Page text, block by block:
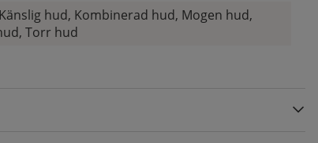
hud, Kombinerad hud, Mogen hud,
Torr hud